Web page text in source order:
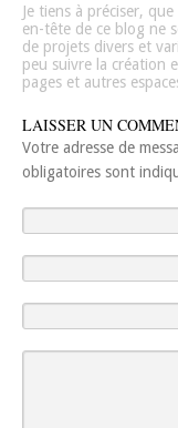
Je tiens à préciser,
en-tête de ce blog ne
de projets divers et
peu suivre la création
pages et autres
LAISSER UN
Votre adresse de
obligatoires sont